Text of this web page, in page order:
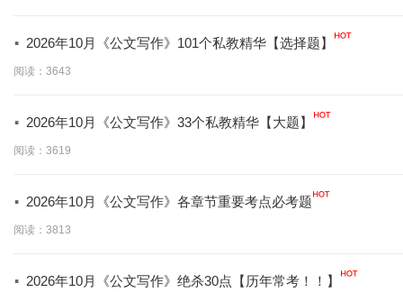
· 2026年10月《公文写作》101个私教精华【选择题】
阅读：3643
· 2026年10月《公文写作》33个私教精华【大题】
阅读：3619
· 2026年10月《公文写作》各章节重要考点必考题
阅读：3813
· 2026年10月《公文写作》绝杀30点【历年常考！！】